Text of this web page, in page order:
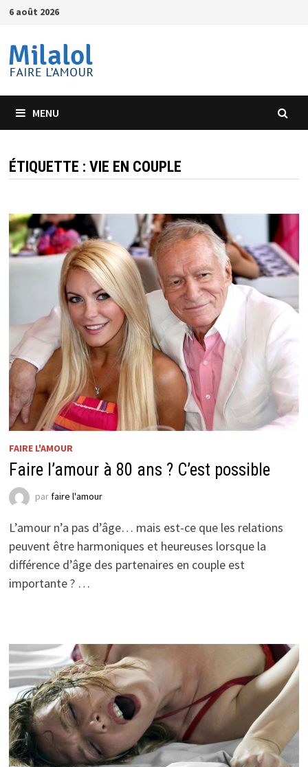
Passer
contenu
6 août 2026
MENU
ÉTIQUETTE : VIE EN COUPLE
FAIRE L'AMOUR
Faire l’amour à 80 ans ? C’est possible
parfaire l'amour
L’amour n’a pas d’âge… mais est-ce que les relations
peuvent être harmoniques et heureuses lorsque la
différence d’âge des partenaires en couple est
importante ? …